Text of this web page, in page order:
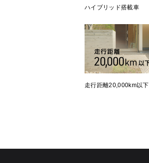
ハイブリッド搭載車
走行距離20,000km以下